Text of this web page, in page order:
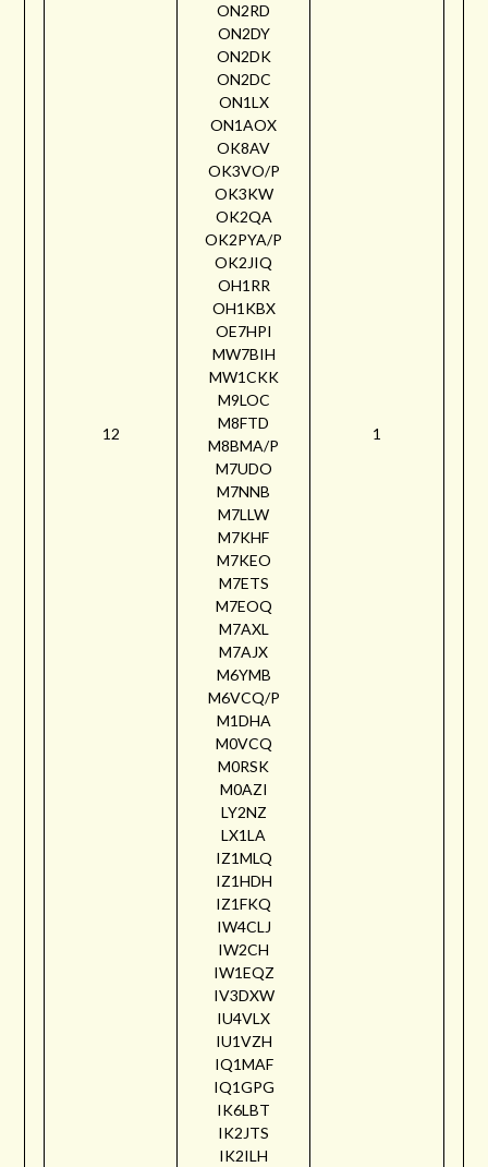
12
ON2RD
ON2DY
ON2DK
ON2DC
ON1LX
ON1AOX
OK8AV
OK3VO/P
OK3KW
OK2QA
OK2PYA/P
OK2JIQ
OH1RR
OH1KBX
OE7HPI
MW7BIH
MW1CKK
M9LOC
M8FTD
M8BMA/P
M7UDO
M7NNB
M7LLW
M7KHF
M7KEO
M7ETS
M7EOQ
M7AXL
M7AJX
M6YMB
M6VCQ/P
M1DHA
M0VCQ
M0RSK
M0AZI
LY2NZ
LX1LA
IZ1MLQ
IZ1HDH
IZ1FKQ
IW4CLJ
IW2CH
IW1EQZ
IV3DXW
IU4VLX
IU1VZH
IQ1MAF
IQ1GPG
IK6LBT
IK2JTS
IK2ILH
1